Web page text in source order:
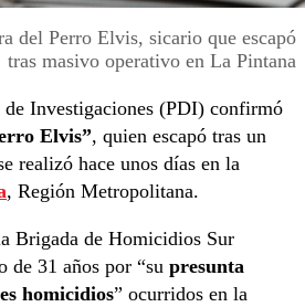
del Perro Elvis, sicario que escapó
tras masivo operativo en La Pintana
de Investigaciones (PDI) confirmó
Elvis”, quien escapó tras un
realizó hace unos días en la
, Región Metropolitana.
Brigada de Homicidios Sur
de 31 años por “su presunta
homicidios” ocurridos en la